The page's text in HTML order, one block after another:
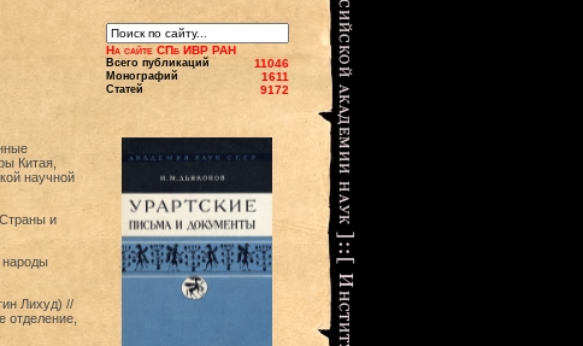
Китая,
научной
и
народы
Лихуд) //
отделение,
На сайте СПб ИВР РАН
Всего публикаций 11046
Монографий 1611
Статей 9172